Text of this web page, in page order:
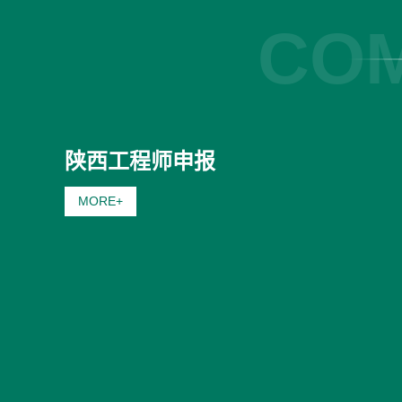
陕西工程师申报
MORE+